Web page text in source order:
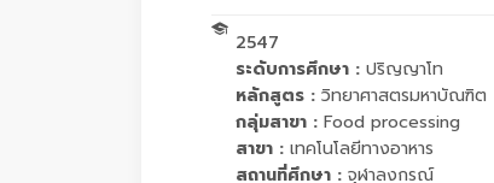
2547
ระดับการศึกษา : ปริญญาโท
หลักสูตร : วิทยาศาสตรมหาบัณฑิต
กลุ่มสาขา : Food processing
สาขา : เทคโนโลยีทางอาหาร
สถานที่ศึกษา : จุฬาลงกรณ์